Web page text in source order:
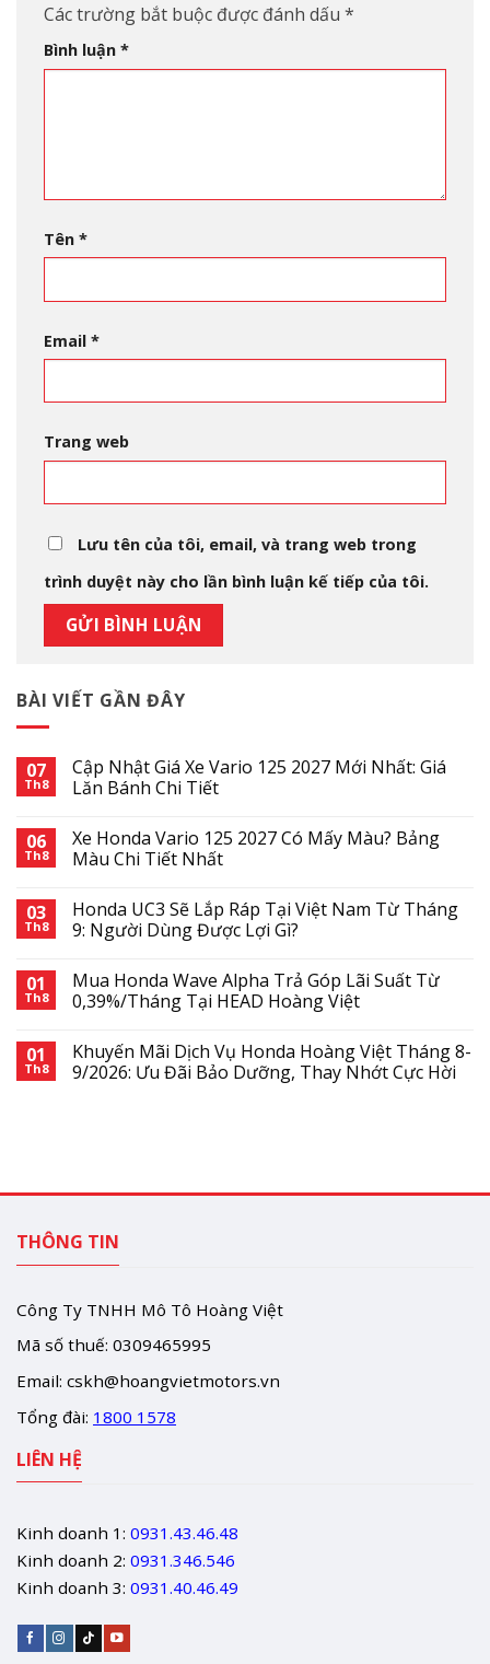
BÀI VIẾT GẦN ĐÂY
07
Th8
Cập Nhật Giá Xe Vario 125 2027 Mới Nhất: Giá
Lăn Bánh Chi Tiết
06
Th8
Xe Honda Vario 125 2027 Có Mấy Màu? Bảng
Màu Chi Tiết Nhất
03
Th8
Honda UC3 Sẽ Lắp Ráp Tại Việt Nam Từ Tháng
9: Người Dùng Được Lợi Gì?
01
Th8
Mua Honda Wave Alpha Trả Góp Lãi Suất Từ
0,39%/Tháng Tại HEAD Hoàng Việt
01
Th8
Khuyến Mãi Dịch Vụ Honda Hoàng Việt Tháng 8-
9/2026: Ưu Đãi Bảo Dưỡng, Thay Nhớt Cực Hời
Các trường bắt buộc được đánh dấu *
Bình luận *
Tên *
Email *
Trang web
Lưu tên của tôi, email, và trang web trong
trình duyệt này cho lần bình luận kế tiếp của tôi.
THÔNG TIN
Công Ty TNHH Mô Tô Hoàng Việt
Mã số thuế: 0309465995
Email: cskh@hoangvietmotors.vn
Tổng đài: 1800 1578
LIÊN HỆ
Kinh doanh 1: 0931.43.46.48
Kinh doanh 2: 0931.346.546
Kinh doanh 3: 0931.40.46.49